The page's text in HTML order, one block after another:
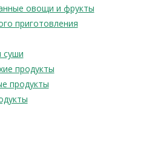
овощи и фрукты
приготовления
суши
продукты
продукты